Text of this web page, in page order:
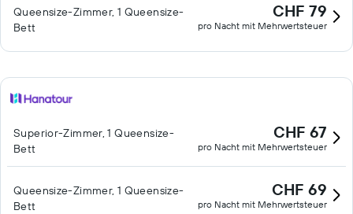
Queensize-Zimmer, 1 Queensize-
Bett
CHF 79
pro Nacht mit Mehrwertsteuer
Superior-Zimmer, 1 Queensize-
Bett
CHF 67
pro Nacht mit Mehrwertsteuer
Queensize-Zimmer, 1 Queensize-
Bett
CHF 69
pro Nacht mit Mehrwertsteuer